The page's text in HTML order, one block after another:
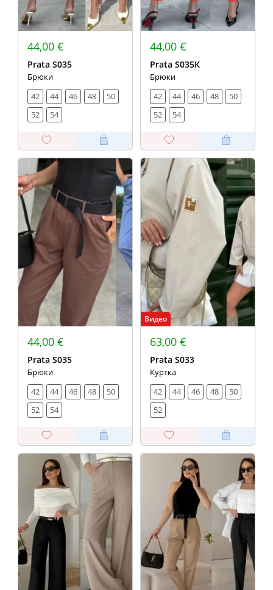
44,00 €
Prata S035
Брюки
42
44 46 48
50
52
54
44,00 €
Prata S035К
Брюки
42
44 46 48
50
52
54
44,00 €
Prata S035
Брюки
42
44 46 48
50
52
54
Видео
63,00 €
Prata S033
Куртка
42
44 46 48
50
52